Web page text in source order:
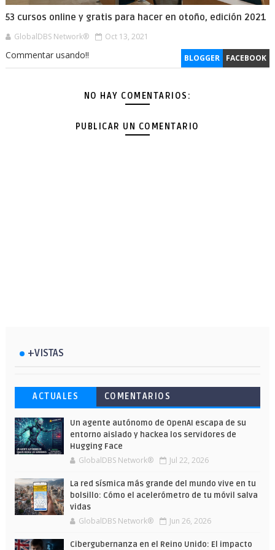
53 cursos online y gratis para hacer en otoño, edición 2021
GlobalDBS Network® Oct 13, 2021
BLOGGER FACEBOOK
Commentar usando!!
NO HAY COMENTARIOS:
PUBLICAR UN COMENTARIO
+VISTAS
Esto ha ocurrido cuando una gran web
ha dejado a la IA escribir sobre Star
Wars
Ahorra y compra de oferta: Cuándo es
más barato comprar en Shein
Microsoft lanza unos cursos gratuitos
y limitados para que te formes este
verano
ACTUALES COMENTARIOS
Un agente autónomo de OpenAI escapa de su
entorno aislado y hackea los servidores de
Hugging Face
GlobalDBS Network® Jul 22, 2026
La red sísmica más grande del mundo vive en tu
bolsillo: Cómo el acelerómetro de tu móvil salva
vidas
GlobalDBS Network® Jun 26, 2026
Cibergubernanza en el Reino Unido: El impacto